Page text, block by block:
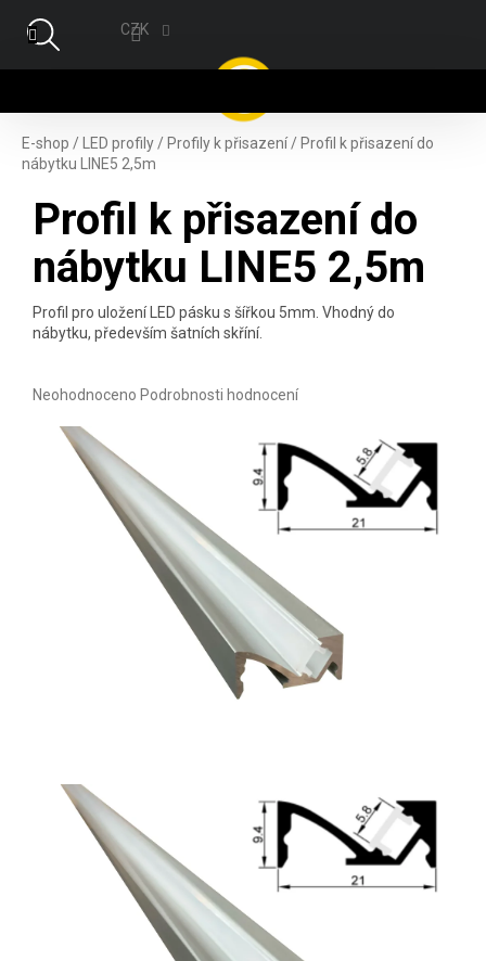
CZK
E-shop / LED profily / Profily k přisazení / Profil k přisazení do
nábytku LINE5 2,5m
Profil k přisazení do
nábytku LINE5 2,5m
Profil pro uložení LED pásku s šířkou 5mm. Vhodný do
nábytku, především šatních skříní.
Průměrné hodnocení produktu je 0,0 z 5 hvězdiček.
Neohodnoceno Podrobnosti hodnocení